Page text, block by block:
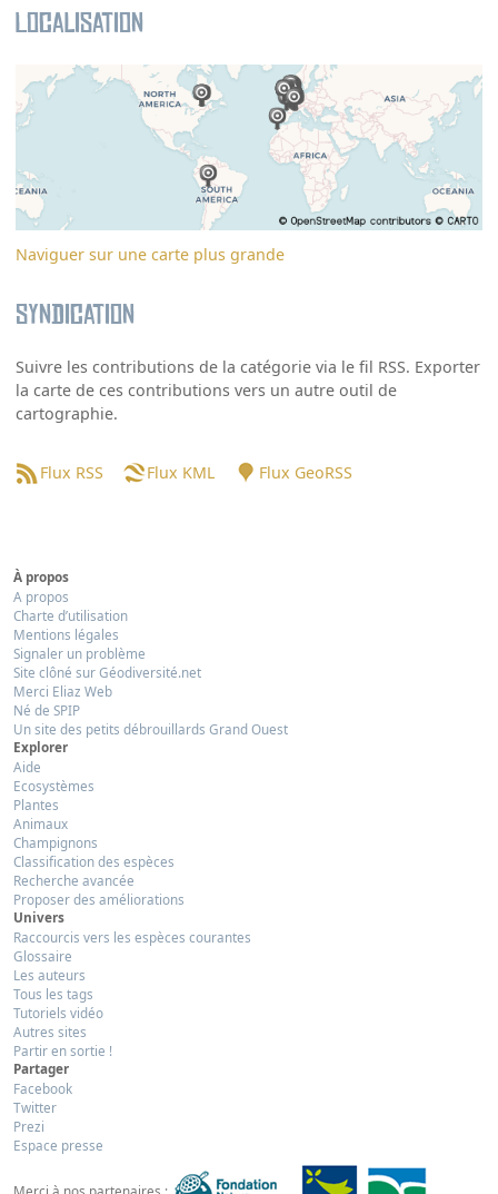
Localisation
Naviguer sur une carte plus grande
Syndication
Suivre les contributions de la catégorie via le fil RSS. Exporter
la carte de ces contributions vers un autre outil de
cartographie.
Flux RSS Flux KML Flux GeoRSS
À propos
A propos
Charte d’utilisation
Mentions légales
Signaler un problème
Site clôné sur Géodiversité.net
Merci Eliaz Web
Né de SPIP
Un site des petits débrouillards Grand Ouest
Explorer
Aide
Ecosystèmes
Plantes
Animaux
Champignons
Classification des espèces
Recherche avancée
Proposer des améliorations
Univers
Raccourcis vers les espèces courantes
Glossaire
Les auteurs
Tous les tags
Tutoriels vidéo
Autres sites
Partir en sortie !
Partager
Facebook
Twitter
Prezi
Espace presse